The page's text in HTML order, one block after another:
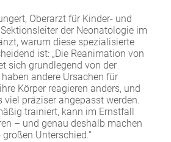
Oberarzt für Kinder- und
der Neonatologie im
warum diese spezialisierte
ist: „Die Reanimation von
sich grundlegend von der
andere Ursachen für
Körper reagieren anders, und
viel präziser angepasst werden.
trainiert, kann im Ernstfall
– und genau deshalb machen
Unterschied.“